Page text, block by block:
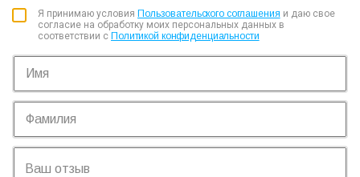
Я принимаю условия Пользовательского соглашения и даю свое
согласие на обработку моих персональных данных в
соответствии с Политикой конфиденциальности